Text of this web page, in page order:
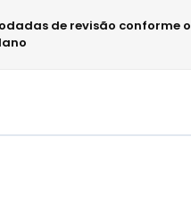
de revisão conforme o